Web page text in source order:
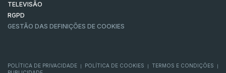
TELEVISÃO
RGPD
GESTÃO DAS DEFINIÇÕES DE COOKIES
POLÍTICA DE PRIVACIDADE POLÍTICA DE COOKIES TERMOS E CONDIÇÕES